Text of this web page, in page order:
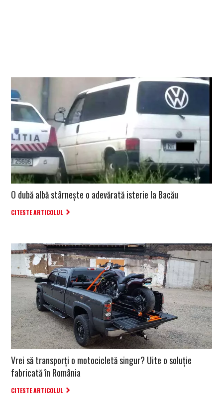
O dubă albă stârneşte o adevărată isterie la Bacău
CITESTE ARTICOLUL
Vrei să transporți o motocicletă singur? Uite o soluție
fabricată în România
CITESTE ARTICOLUL